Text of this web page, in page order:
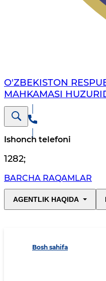
O'ZBEKISTON
MAHKAMASI
Ishonch telefoni
1282;
BARCHA RAQAMLAR
AGENTLIK HAQIDA
Bosh sahifa